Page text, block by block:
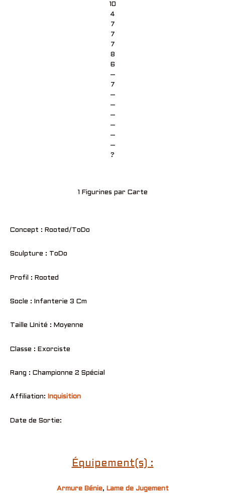
10
4
7
7
7
8
6
–
7
–
–
–
–
–
–
?
1 Figurines par Carte
Concept : Rooted/ToDo
Sculpture : ToDo
Profil : Rooted
Socle : Infanterie 3 Cm
Taille Unité : Moyenne
Classe : Exorciste
Rang : Championne 2 Spécial
Affiliation: Inquisition
Date de Sortie:
Équipement(s) :
Armure Bénie, Lame de Jugement